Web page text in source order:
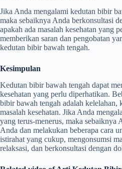
Jika Anda mengalami kedutan bibir
maka sebaiknya Anda berkonsultasi
apakah ada masalah kesehatan yang
memberikan saran dan pengobatan
kedutan bibir bawah tengah.
Kesimpulan
Kedutan bibir bawah tengah dapat
kesehatan yang perlu diperhatikan.
bibir bawah tengah adalah kelelahan,
masalah kesehatan. Jika Anda
yang terus-menerus, maka sebaiknya
Anda dan melakukan beberapa cara
istirahat yang cukup, mengonsumsi
relaksasi, dan berkonsultasi dengan